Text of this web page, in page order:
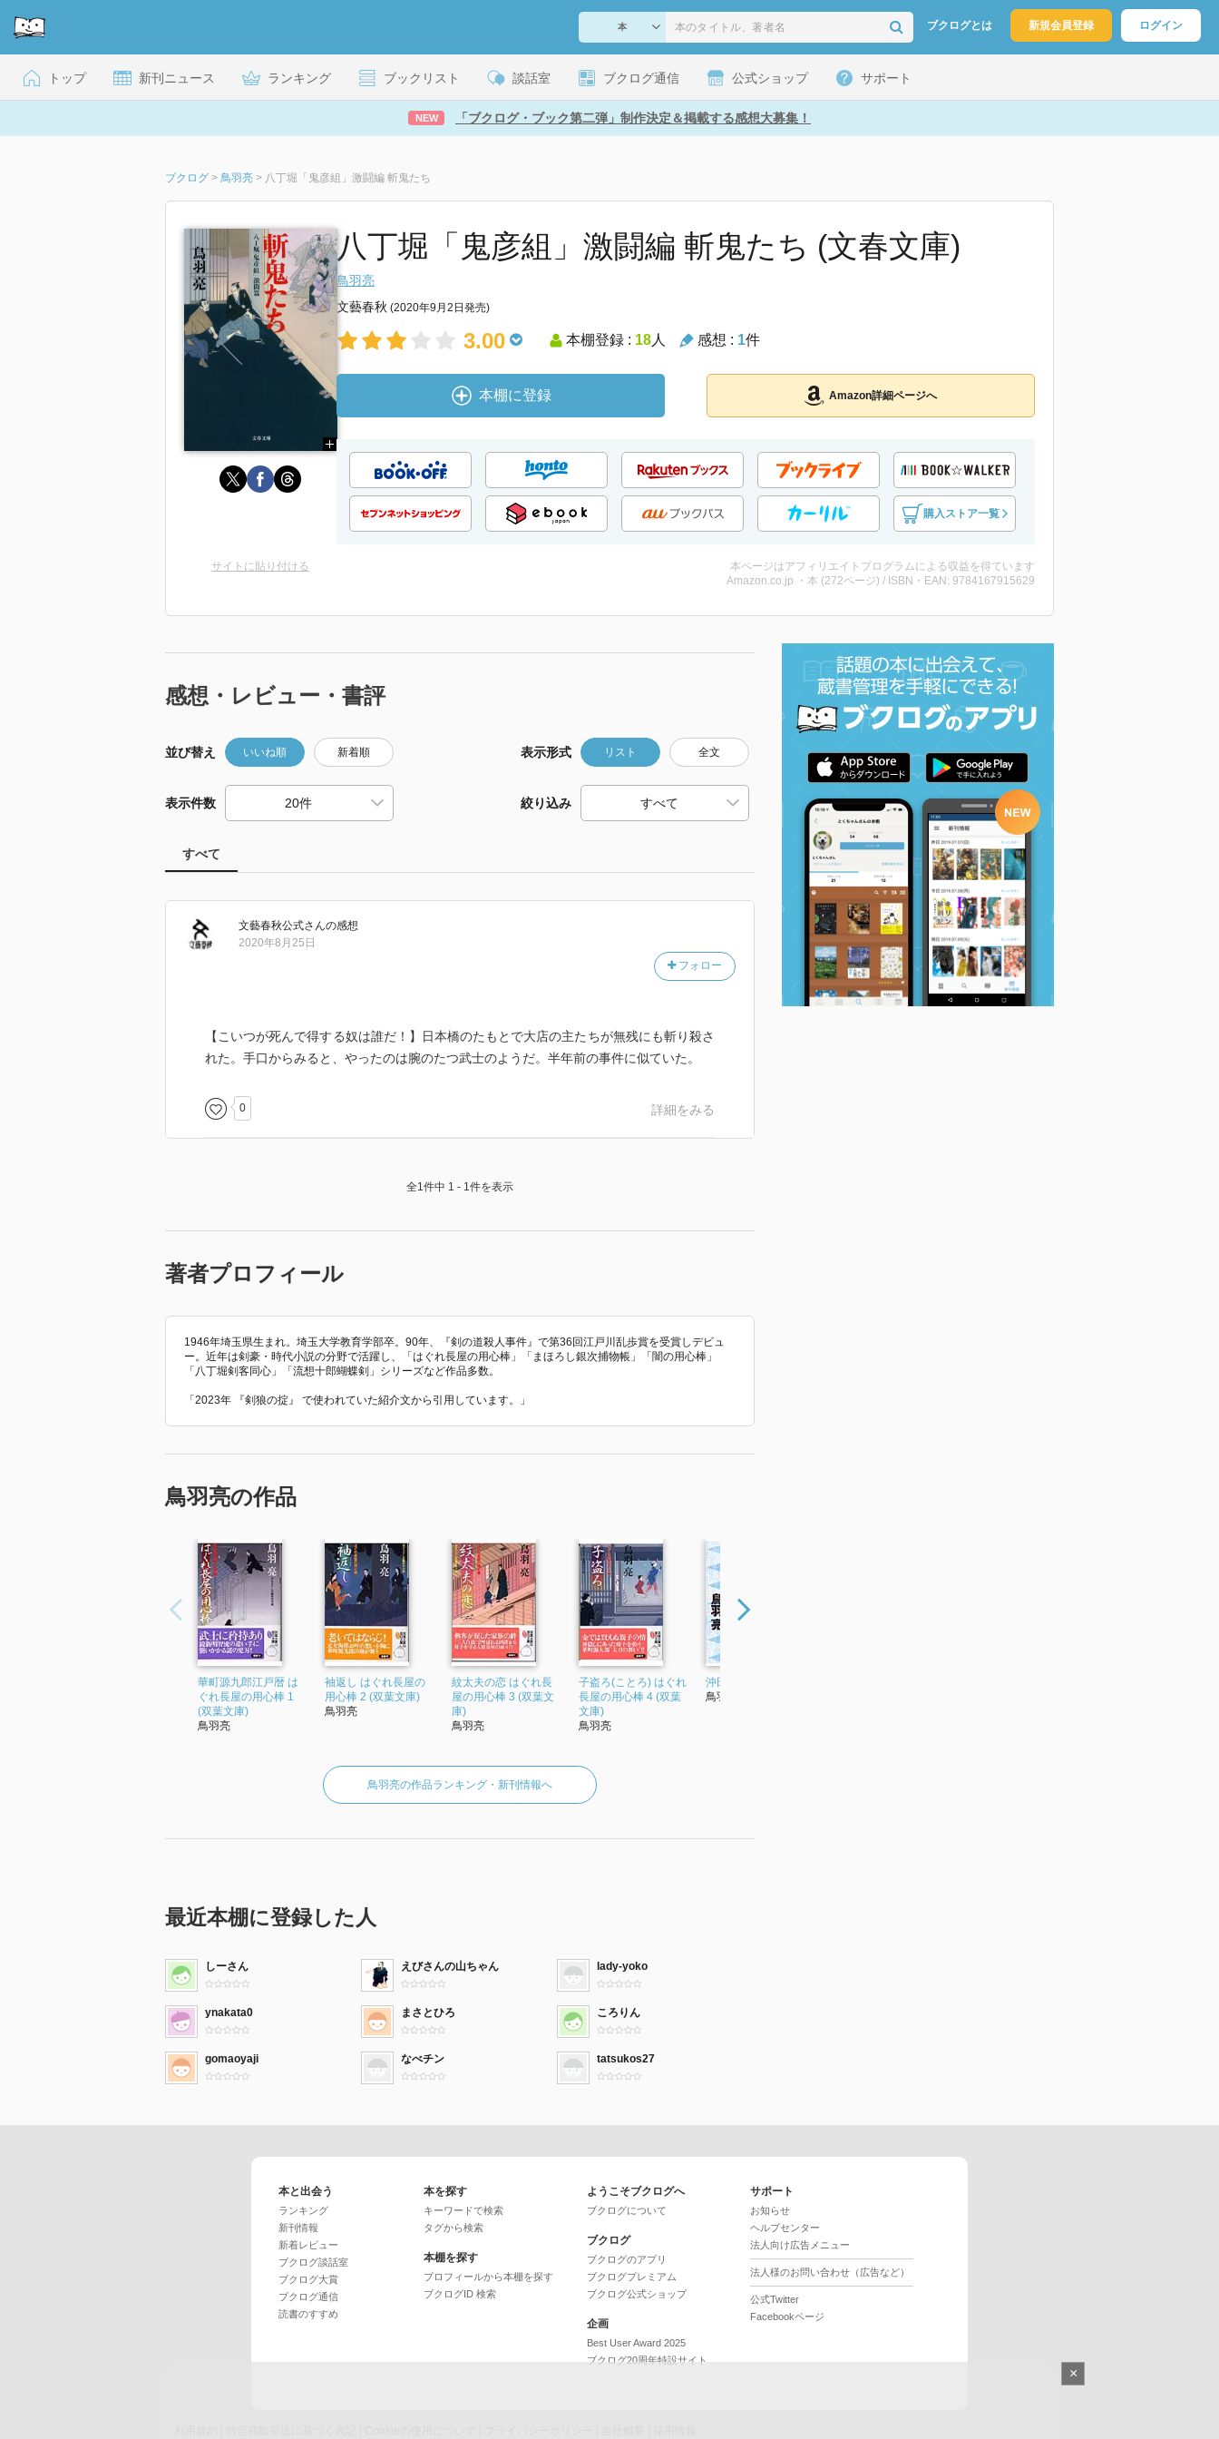
ブクログとは 新規会員登録 ログイン
トップ 新刊ニュース ランキング ブックリスト 談話室 ブクログ通信 公式ショップ サポート
NEW 「ブクログ・ブック第二弾」制作決定＆掲載する感想大募集！
ブクログ > 鳥羽亮 > 八丁堀「鬼彦組」激闘編 斬鬼たち
八丁堀「鬼彦組」激闘編 斬鬼たち (文春文庫)
鳥羽亮
文藝春秋 (2020年9月2日発売)
3.00 本棚登録 : 18人 感想 : 1件
本棚に登録 Amazon詳細ページへ
購入ストア一覧
サイトに貼り付ける
本ページはアフィリエイトプログラムによる収益を得ています
Amazon.co.jp ・本 (272ページ) / ISBN・EAN: 9784167915629
感想・レビュー・書評
並び替え いいね順 新着順 表示形式 リスト 全文
表示件数 絞り込み
すべて
文藝春秋公式さんの感想
フォロー
2020年8月25日
【こいつが死んで得する奴は誰だ！】日本橋のたもとで大店の主たちが無残にも斬り殺さ
れた。手口からみると、やったのは腕のたつ武士のようだ。半年前の事件に似ていた。
0 詳細をみる
全1件中 1 - 1件を表示
著者プロフィール
1946年埼玉県生まれ。埼玉大学教育学部卒。90年、『剣の道殺人事件』で第36回江戸川乱歩賞を受賞しデビュ
ー。近年は剣豪・時代小説の分野で活躍し、「はぐれ長屋の用心棒」「まほろし銀次捕物帳」「闇の用心棒」
「八丁堀剣客同心」「流想十郎蝴蝶剣」シリーズなど作品多数。
「2023年 『剣狼の掟』 で使われていた紹介文から引用しています。」
鳥羽亮の作品
華町源九郎江戸暦 は
ぐれ長屋の用心棒 1
(双葉文庫)
鳥羽亮
袖返し はぐれ長屋の
用心棒 2 (双葉文庫)
鳥羽亮
紋太夫の恋 はぐれ長
屋の用心棒 3 (双葉文
庫)
鳥羽亮
子盗ろ(ことろ) はぐれ
長屋の用心棒 4 (双葉
文庫)
鳥羽亮
沖田総司 壬生狼
鳥羽亮
鳥羽亮の作品ランキング・新刊情報へ
最近本棚に登録した人
しーさん えびさんの山ちゃん lady-yoko
ynakata0 まさとひろ ころりん
gomaoyaji なべチン tatsukos27
本と出会う
ランキング
新刊情報
新着レビュー
ブクログ談話室
ブクログ大賞
ブクログ通信
読書のすすめ
本を探す
キーワードで検索
タグから検索
本棚を探す
プロフィールから本棚を探す
ブクログID 検索
ようこそブクログへ
ブクログについて
ブクログ
ブクログのアプリ
ブクログプレミアム
ブクログ公式ショップ
企画
Best User Award 2025
ブクログ20周年特設サイト
サポート
お知らせ
ヘルプセンター
法人向け広告メニュー
法人様のお問い合わせ（広告など）
公式Twitter
Facebookページ
×